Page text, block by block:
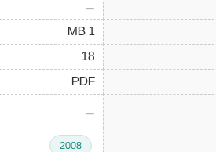
—
1 MB
18
PDF
—
2008